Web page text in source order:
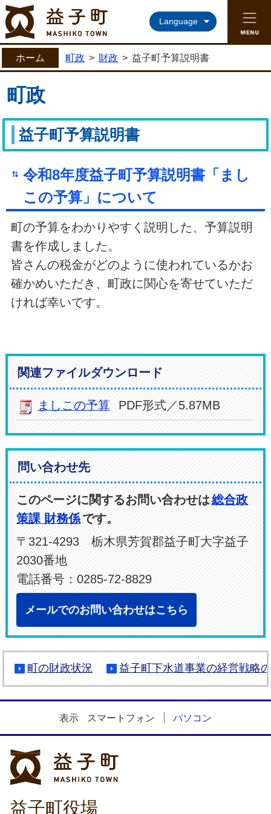
益子町ホームページ
Language
ホーム 町政 > 財政 > 益子町予算説明書
町政
益子町予算説明書
令和8年度益子町予算説明書「まし
この予算」について
町の予算をわかりやすく説明した、予算説明
書を作成しました。
皆さんの税金がどのように使われているかお
確かめいただき、町政に関心を寄せていただ
ければ幸いです。
関連ファイルダウンロード
ましこの予算 PDF形式／5.87MB
問い合わせ先
このページに関するお問い合わせは総合政
策課 財務係です。
〒321-4293 栃木県芳賀郡益子町大字益子
2030番地
電話番号：0285-72-8829
メールでのお問い合わせはこちら
町の財政状況 益子町下水道事業の経営戦略
表示 スマートフォン パソコン
益子町役場